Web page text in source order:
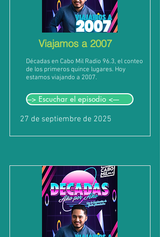
Viajamos a 2007
Décadas en Cabo Mil Radio 96.3, el conteo
de los primeros quince lugares. Hoy
estamos viajando a 2007.
---> Escuchar el episodio <----
27 de septiembre de 2025